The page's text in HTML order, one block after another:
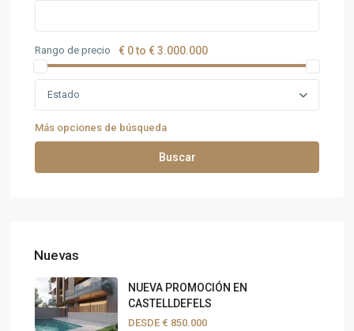
Rango de precio € 0 to € 3.000.000
Estado
Más opciones de búsqueda
Buscar
Nuevas
NUEVA PROMOCIÓN EN
CASTELLDEFELS
DESDE € 850.000